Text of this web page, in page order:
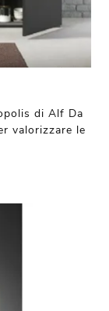
di Alf Da
valorizzare le